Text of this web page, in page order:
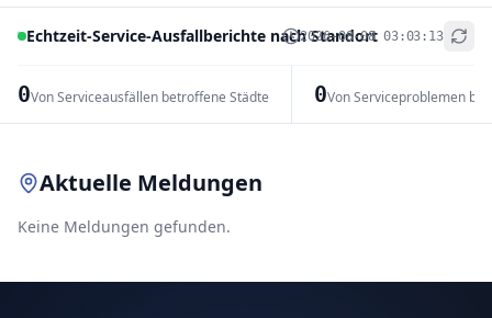
Echtzeit-Service-Ausfallberichte nach Standort
2026-08-08 03:03:13
0Von Serviceausfällen betroffene Städte 0Von Serviceproblemen
+
Aktuelle Meldungen
Keine Meldungen gefunden.